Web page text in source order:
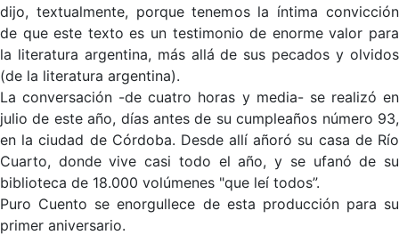
dijo, textualmente, porque tenemos la íntima convicción
de que este texto es un testimonio de enorme valor para
la literatura argentina, más allá de sus pecados y olvidos
(de la literatura argentina).
La conversación -de cuatro horas y media- se realizó en
julio de este año, días antes de su cumpleaños número 93,
en la ciudad de Córdoba. Desde allí añoró su casa de Río
Cuarto, donde vive casi todo el año, y se ufanó de su
biblioteca de 18.000 volúmenes "que leí todos”.
Puro Cuento se enorgullece de esta producción para su
primer aniversario.